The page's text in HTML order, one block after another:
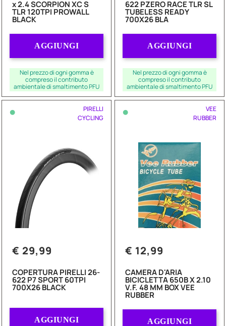
x 2.4 SCORPION XC S
TLR 120TPI PROWALL
BLACK
AGGIUNGI
Nel prezzo di ogni gomma è
compreso il contributo
ambientale di smaltimento PFU
622 PZERO RACE TLR SL
TUBELESS READY
700X26 BLA
AGGIUNGI
Nel prezzo di ogni gomma è
compreso il contributo
ambientale di smaltimento PFU
•
PIRELLI
CYCLING
€ 29,99
COPERTURA PIRELLI 26-
622 P7 SPORT 60TPI
700X26 BLACK
AGGIUNGI
•
VEE
RUBBER
€ 12,99
CAMERA D'ARIA
BICICLETTA 650B X 2.10
V.F. 48 MM BOX VEE
RUBBER
AGGIUNGI